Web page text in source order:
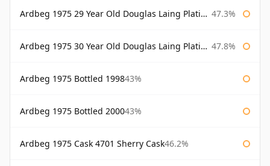
Ardbeg 1975 29 Year Old Douglas Laing Platinum Selection Bottled 2004 47.3%
Ardbeg 1975 30 Year Old Douglas Laing Platinum Selection 47.8%
Ardbeg 1975 Bottled 199843%
Ardbeg 1975 Bottled 200043%
Ardbeg 1975 Cask 4701 Sherry Cask46.2%